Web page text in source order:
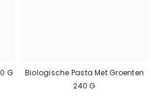
G
Biologische Pasta Met Groenten
240 G